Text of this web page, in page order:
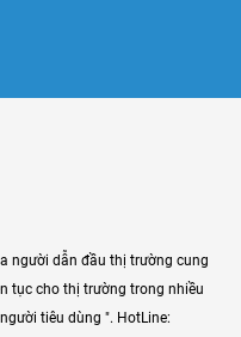
người dẫn đầu thị trường cung
tục cho thị trường trong nhiều
tiêu dùng ". HotLine: